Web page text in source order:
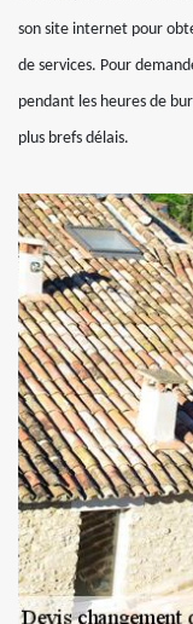
son site internet pour
de services. Pour
pendant les heures de
plus brefs délais.